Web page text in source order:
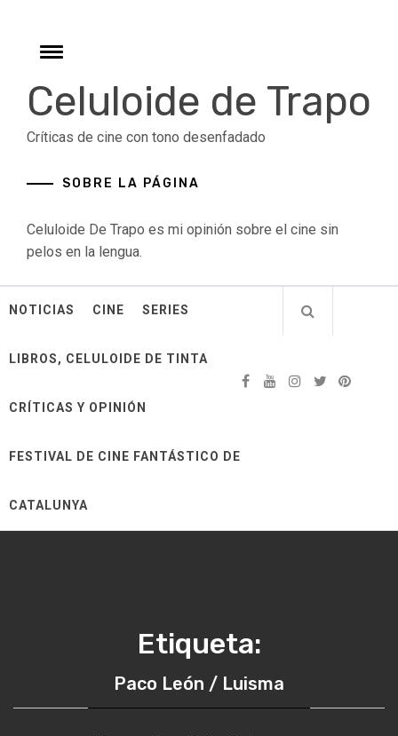
contentToggle
Celuloide de Trapo
Críticas de cine con tono desenfadado
SOBRE LA PÁGINA
Celuloide De Trapo es mi opinión sobre el cine sin
pelos en la lengua.
NOTICIAS CINE SERIES
LIBROS, CELULOIDE DE TINTA
CRÍTICAS Y OPINIÓN
FESTIVAL DE CINE FANTÁSTICO DE
CATALUNYA
Etiqueta:
Paco León / Luisma